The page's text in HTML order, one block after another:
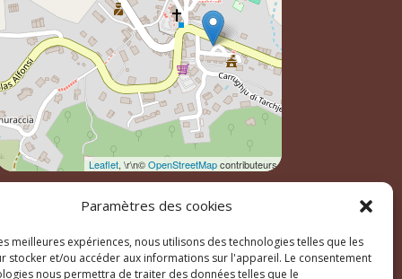
Paramètres des cookies
meilleures expériences, nous utilisons des technologies telles que les
stocker et/ou accéder aux informations sur l'appareil. Le consentement
nous permettra de traiter des données telles que le
Leaflet, \r\n©OpenStreetMapcontributeurs